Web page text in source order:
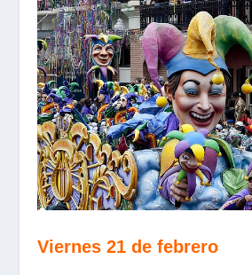
Viernes 21 de febrero